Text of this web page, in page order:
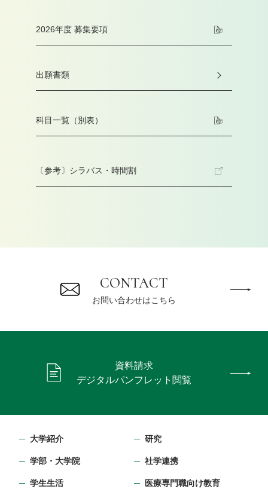
2026年度 募集要項
出願書類
科目一覧（別表）
〔参考〕シラバス・時間割
CONTACT
お問い合わせはこちら
資料請求
デジタルパンフレット閲覧
大学紹介 研究
学部・⼤学院 社学連携
学生生活 医療専門職向け教育